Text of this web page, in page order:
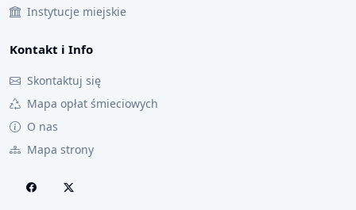
Instytucje miejskie
Kontakt i Info
Skontaktuj się
Mapa opłat śmieciowych
O nas
Mapa strony